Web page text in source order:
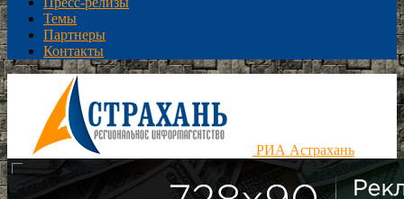
Темы
Партнеры
Контакты
РИА Астрахань